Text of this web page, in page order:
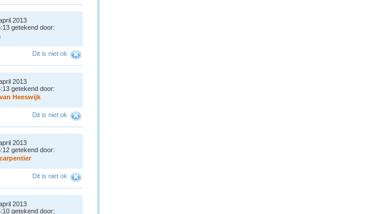
2013
getekend door:
Dit is niet ok
2013
getekend door:
van Heeswijk
Dit is niet ok
2013
getekend door:
carpentier
Dit is niet ok
2013
getekend door: